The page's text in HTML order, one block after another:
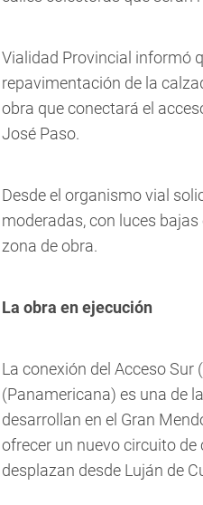
Vialidad Provincial informó
repavimentación de la
obra que conectará el
José Paso.
Desde el organismo vial
moderadas, con luces
zona de obra.
La obra en ejecución
La conexión del Acceso
(Panamericana) es una de
desarrollan en el Gran
ofrecer un nuevo circuito
desplazan desde Luján de